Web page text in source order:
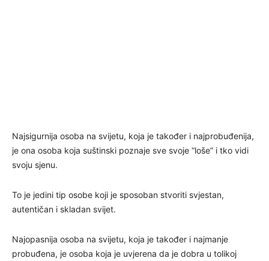
Najsigurnija osoba na svijetu, koja je također i najprobuđenija,
je ona osoba koja suštinski poznaje sve svoje “loše” i tko vidi
svoju sjenu.
To je jedini tip osobe koji je sposoban stvoriti svjestan,
autentičan i skladan svijet.
Najopasnija osoba na svijetu, koja je također i najmanje
probuđena, je osoba koja je uvjerena da je dobra u tolikoj